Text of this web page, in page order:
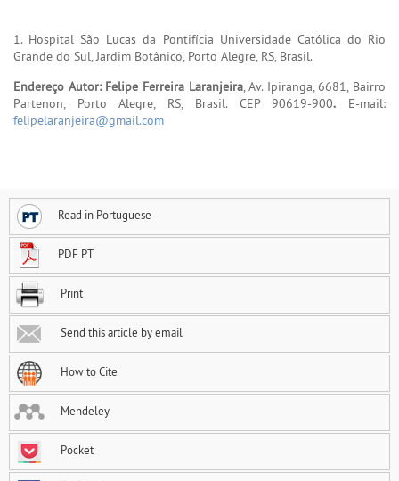
1. Hospital São Lucas da Pontifícia Universidade Católica do Rio
Grande do Sul, Jardim Botânico, Porto Alegre, RS, Brasil.
Endereço Autor: Felipe Ferreira Laranjeira, Av. Ipiranga, 6681, Bairro
Partenon, Porto Alegre, RS, Brasil. CEP 90619-900. E-mail:
felipelaranjeira@gmail.com
Read in Portuguese
PDF PT
Print
Send this article by email
How to Cite
Mendeley
Pocket